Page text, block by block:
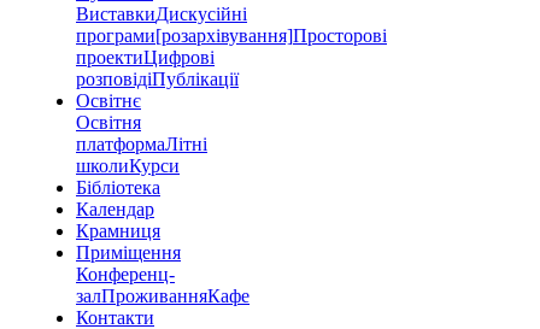
ВиставкиДискусійні
програми[розархівування]Просторові
проектиЦифрові
розповідіПублікації
Освітнє
Освітня
платформаЛітні
школиКурси
Бібліотека
Календар
Крамниця
Приміщення
Конференц-
залПроживанняКафе
Контакти